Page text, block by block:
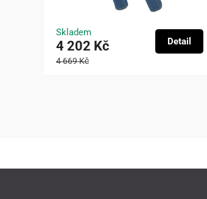
Skladem
4 202 Kč
4 669 Kč
Detail